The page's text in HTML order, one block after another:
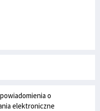
o
elektroniczne